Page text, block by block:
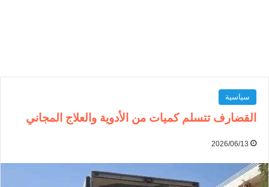
سياسية
القضارف تتسلم كميات من الأدوية والعلاج المجاني
2026/06/13